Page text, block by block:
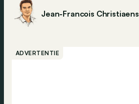
Jean-Francois Christiaens
ADVERTENTIE